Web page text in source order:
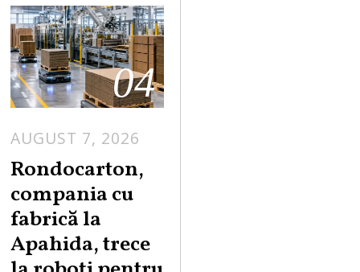
04
AUGUST 7, 2026
G
T
Rondocarton,
compania cu
fabrică la
Apahida, trece